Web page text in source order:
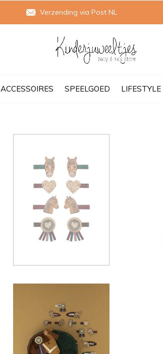
ACCESSOIRES SPEELGOED LIFESTYLE
Verzending via Post NL